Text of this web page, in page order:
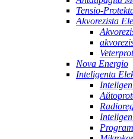
Tensio-
Akvorezista
Nova Energio
Inteligenta